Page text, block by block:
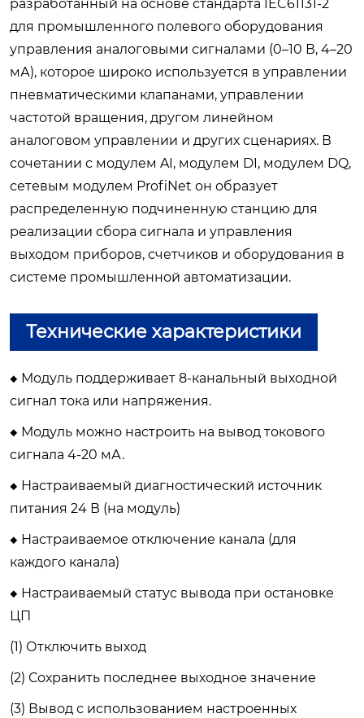
разработанный на основе стандарта IEC61131-2
для промышленного полевого оборудования
управления аналоговыми сигналами (0–10 В, 4–20
мА), которое широко используется в управлении
пневматическими клапанами, управлении
частотой вращения, другом линейном
аналоговом управлении и других сценариях. В
сочетании с модулем AI, модулем DI, модулем DQ,
сетевым модулем ProfiNet он образует
распределенную подчиненную станцию для
реализации сбора сигнала и управления
выходом приборов, счетчиков и оборудования в
системе промышленной автоматизации.
Технические характеристики
◆ Модуль поддерживает 8-канальный выходной
сигнал тока или напряжения.
◆ Модуль можно настроить на вывод токового
сигнала 4-20 мА.
◆ Настраиваемый диагностический источник
питания 24 В (на модуль)
◆ Настраиваемое отключение канала (для
каждого канала)
◆ Настраиваемый статус вывода при остановке
ЦП
(1) Отключить выход
(2) Сохранить последнее выходное значение
(3) Вывод с использованием настроенных